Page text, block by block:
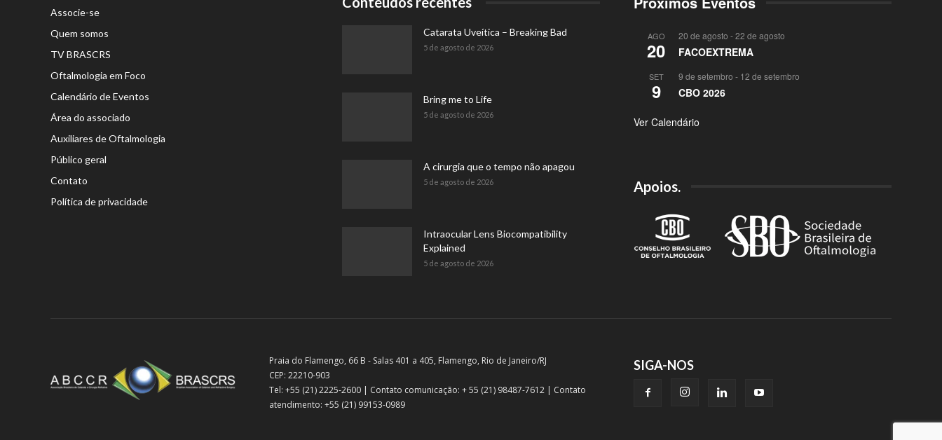
Associe-se
Quem somos
TV BRASCRS
Oftalmologia em Foco
Calendário de Eventos
Área do associado
Auxiliares de Oftalmologia
Público geral
Contato
Política de privacidade
Catarata Uveítica – Breaking Bad
5 de agosto de 2026
Bring me to Life
5 de agosto de 2026
A cirurgia que o tempo não apagou
5 de agosto de 2026
Intraocular Lens Biocompatibility
Explained
5 de agosto de 2026
AGO
20
20 de agosto -22 de agosto
FACOEXTREMA
SET
9
9 de setembro - 12 de setembro
CBO 2026
Ver Calendário
Apoios.
Praia do Flamengo, 66 B - Salas 401 a 405, Flamengo, Rio de Janeiro/RJ
CEP: 22210-903
Tel: +55 (21) 2225-2600 | Contato comunicação: + 55 (21) 98487-7612 | Contato
atendimento: +55 (21) 99153-0989
SIGA-NOS